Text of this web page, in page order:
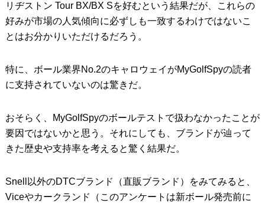
リヂストン Tour BX/BX Sを好むという結果だが、これらの
好みが市場の人気傾向に必ずしも一致するわけではないこ
とはお分かりいただけるだろう。
特に、ボール業界No.2のキャロウェイがMyGolfSpyの読者
に支持されていないのは驚きだ。
おそらく、MyGolfSpyのボールテストで扱わなかったことが
要因ではないかと思う。それにしても、ブランドが辿って
きた歴史や支持率を考えると驚く結果だ。
Snell以外のDTCブランド（直販ブランド）をみてみると、
Viceやカークランド（このアンケートは新ボール発売前に